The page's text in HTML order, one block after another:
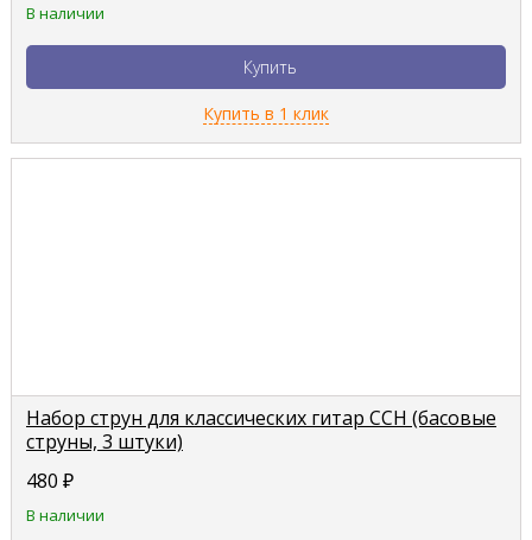
В наличии
Купить
Купить в 1 клик
Набор струн для классических гитар CCH (басовые
струны, 3 штуки)
480 ₽
В наличии